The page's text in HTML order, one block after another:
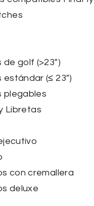
de golf (>23")
estándar (≤ 23")
plegables
Libretas
con cremallera
deluxe